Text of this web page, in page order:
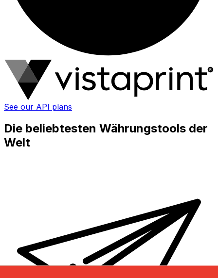
See our API plans
Die beliebtesten Währungstools der
Welt